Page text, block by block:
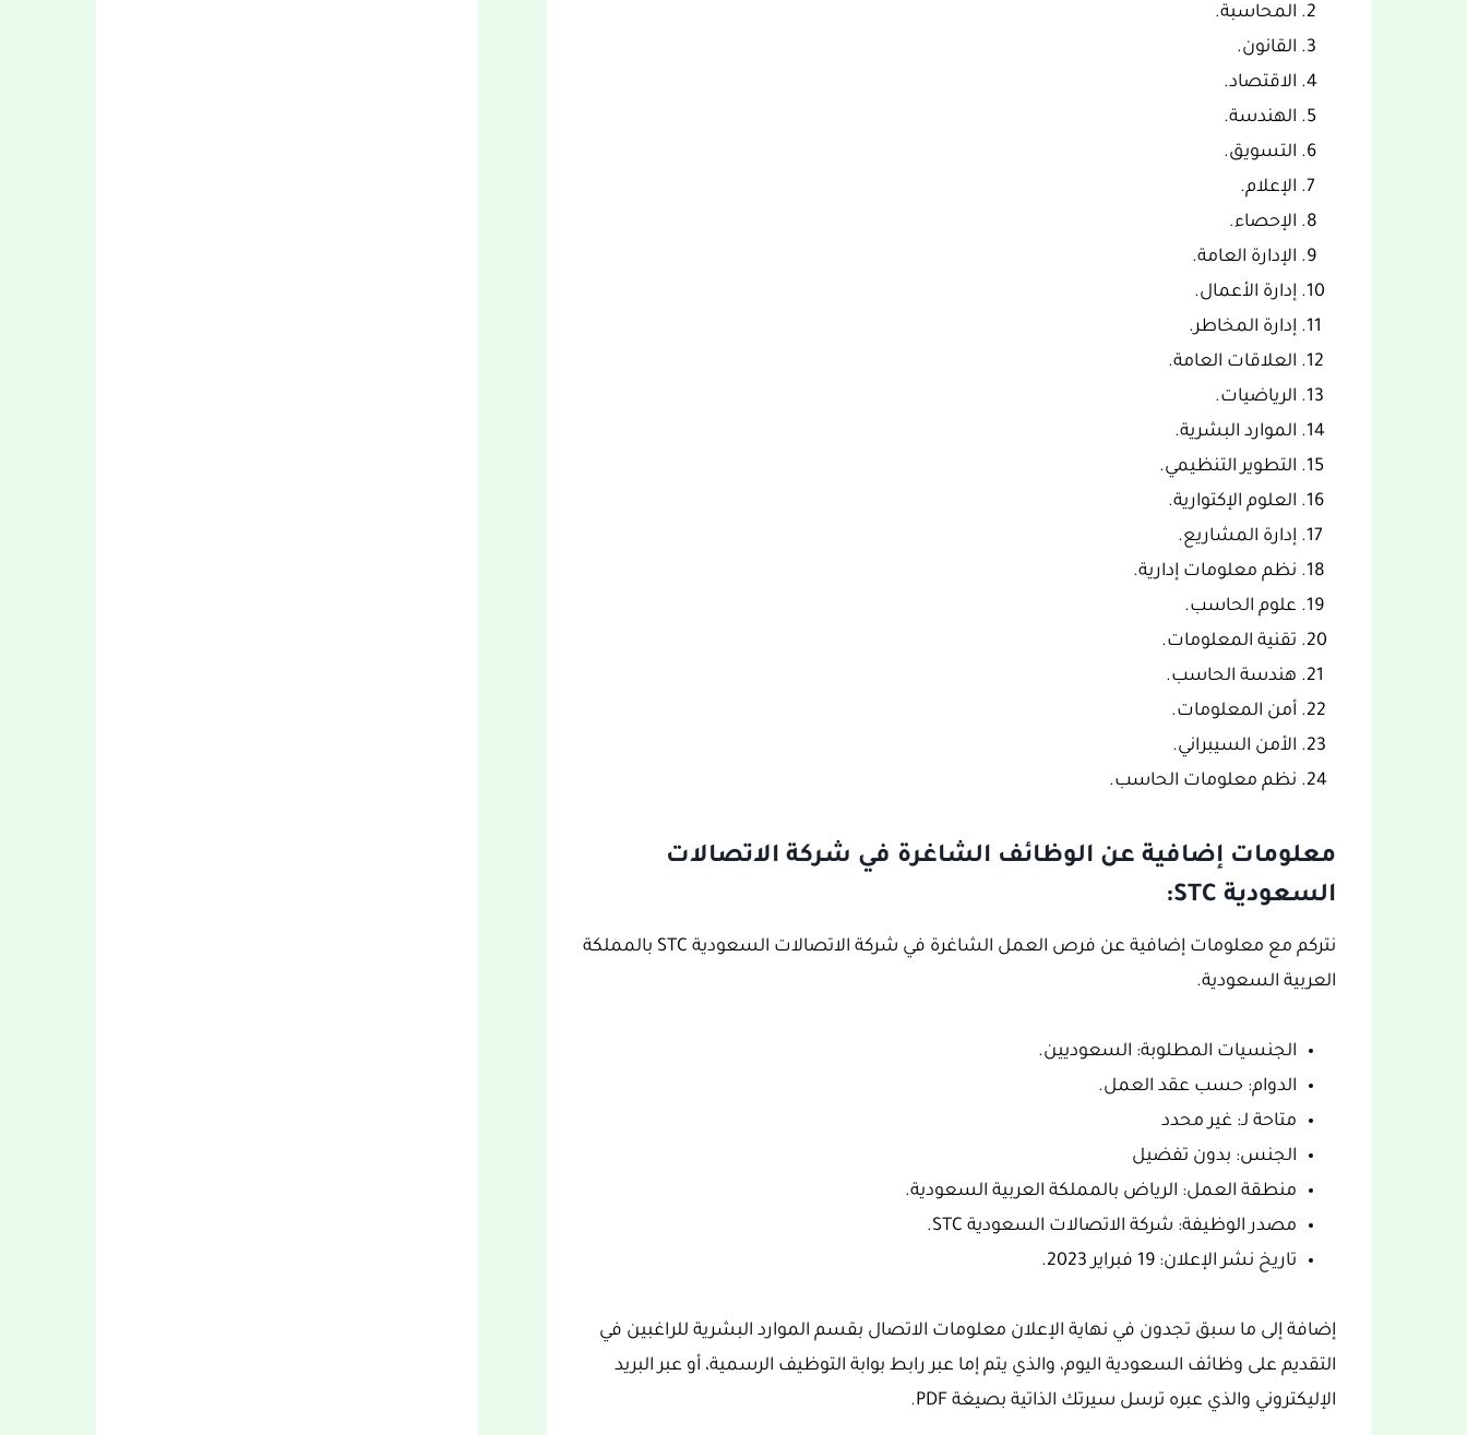
المحاسبة.
القانون.
الاقتصاد.
الهندسة.
التسويق.
الإعلام.
الإحصاء.
الإدارة العامة.
إدارة الأعمال.
إدارة المخاطر.
العلاقات العامة.
الرياضيات.
الموارد البشرية.
التطوير التنظيمي.
العلوم الإكتوارية.
إدارة المشاريع.
نظم معلومات إدارية.
علوم الحاسب.
تقنية المعلومات.
هندسة الحاسب.
أمن المعلومات.
الأمن السيبراني.
نظم معلومات الحاسب.
معلومات إضافية عن الوظائف الشاغرة في شركة الاتصالات
السعودية STC:
نتركم مع معلومات إضافية عن فرص العمل الشاغرة في شركة الاتصالات السعودية STC بالمملكة
العربية السعودية.
الجنسيات المطلوبة: السعوديين.
الدوام: حسب عقد العمل.
متاحة لـ: غير محدد
الجنس: بدون تفضيل
منطقة العمل: الرياض بالمملكة العربية السعودية.
مصدر الوظيفة: شركة الاتصالات السعودية STC.
تاريخ نشر الإعلان: 19 فبراير 2023.
إضافة إلى ما سبق تجدون في نهاية الإعلان معلومات الاتصال بقسم الموارد البشرية للراغبين في
التقديم على وظائف السعودية اليوم، والذي يتم إما عبر رابط بوابة التوظيف الرسمية، أو عبر البريد
الإليكتروني والذي عبره ترسل سيرتك الذاتية بصيغة PDF.